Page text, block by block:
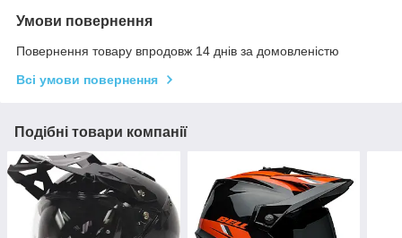
Умови повернення
Повернення товару впродовж 14 днів за домовленістю
Всі умови повернення
Подібні товари компанії